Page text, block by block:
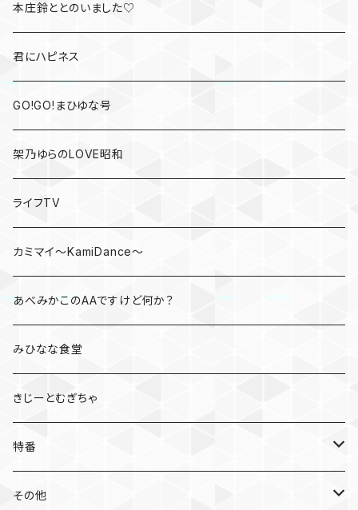
本庄鈴ととのいました♡
君にハピネス
GO!GO!まひゆな号
架乃ゆらのLOVE昭和
ライフTV
カミマイ～KamiDance～
あべみかこのAAですけど何か？
みひなな食堂
きじーとむぎちゃ
特番
たびとも
その他